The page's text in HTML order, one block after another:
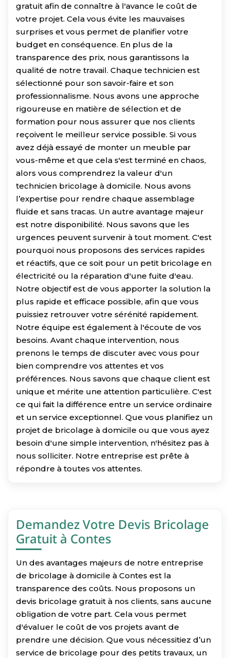
gratuit afin de connaître à l'avance le coût de
votre projet. Cela vous évite les mauvaises
surprises et vous permet de planifier votre
budget en conséquence. En plus de la
transparence des prix, nous garantissons la
qualité de notre travail. Chaque technicien est
sélectionné pour son savoir-faire et son
professionnalisme. Nous avons une approche
rigoureuse en matière de sélection et de
formation pour nous assurer que nos clients
reçoivent le meilleur service possible. Si vous
avez déjà essayé de monter un meuble par
vous-même et que cela s'est terminé en chaos,
alors vous comprendrez la valeur d'un
technicien bricolage à domicile. Nous avons
l’expertise pour rendre chaque assemblage
fluide et sans tracas. Un autre avantage majeur
est notre disponibilité. Nous savons que les
urgences peuvent survenir à tout moment. C'est
pourquoi nous proposons des services rapides
et réactifs, que ce soit pour un petit bricolage en
électricité ou la réparation d'une fuite d'eau.
Notre objectif est de vous apporter la solution la
plus rapide et efficace possible, afin que vous
puissiez retrouver votre sérénité rapidement.
Notre équipe est également à l'écoute de vos
besoins. Avant chaque intervention, nous
prenons le temps de discuter avec vous pour
bien comprendre vos attentes et vos
préférences. Nous savons que chaque client est
unique et mérite une attention particulière. C'est
ce qui fait la différence entre un service ordinaire
et un service exceptionnel. Que vous planifiez un
projet de bricolage à domicile ou que vous ayez
besoin d'une simple intervention, n'hésitez pas à
nous solliciter. Notre entreprise est prête à
répondre à toutes vos attentes.
Demandez Votre Devis Bricolage
Gratuit à Contes
Un des avantages majeurs de notre entreprise
de bricolage à domicile à Contes est la
transparence des coûts. Nous proposons un
devis bricolage gratuit à nos clients, sans aucune
obligation de votre part. Cela vous permet
d'évaluer le coût de vos projets avant de
prendre une décision. Que vous nécessitiez d’un
service de bricolage pour des petits travaux, un